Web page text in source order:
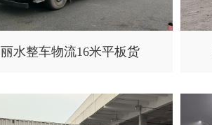
丽水整车物流16米平板货